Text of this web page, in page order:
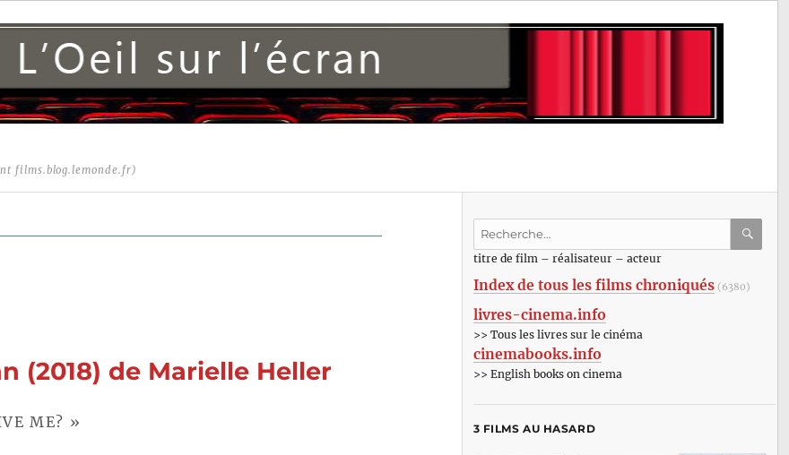
films.blog.lemonde.fr)
(2018) de Marielle Heller
ME? »
Recherche
:titre de film – réalisateur – acteur
Index de tous les films chroniqués (6380)
livres-cinema.info
>> Tous les livres sur le cinéma
cinemabooks.info
>> English books on cinema
3 FILMS AU HASARD